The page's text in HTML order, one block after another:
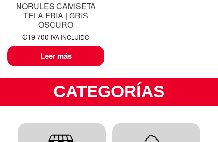
NORULES CAMISETA
TELA FRIA | GRIS
OSCURO
₡19,700 IVA INCLUIDO
Leer más
CATEGORÍAS